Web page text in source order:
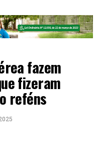
fazem
fizeram
reféns